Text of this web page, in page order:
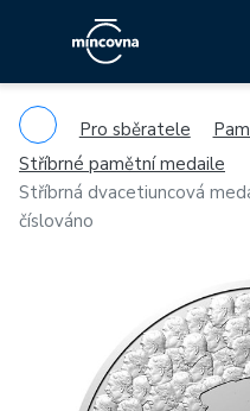
Pro sběratele
Stříbrné pamětní medaile
Stříbrná dvacetiuncová
číslováno